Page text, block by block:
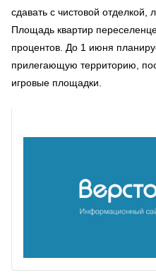
сдавать с чистовой
Площадь квартир
процентов. До 1 июня
прилегающую территорию,
игровые площадки.